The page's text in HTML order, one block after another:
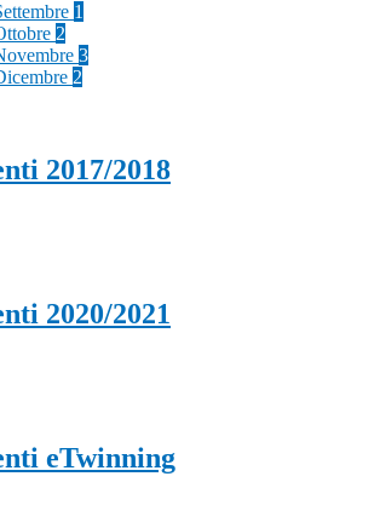
1
2
3
2
2017/2018
2020/2021
eTwinning